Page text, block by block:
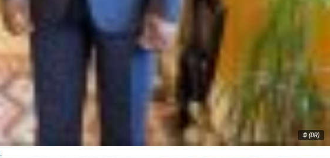
© (DR)